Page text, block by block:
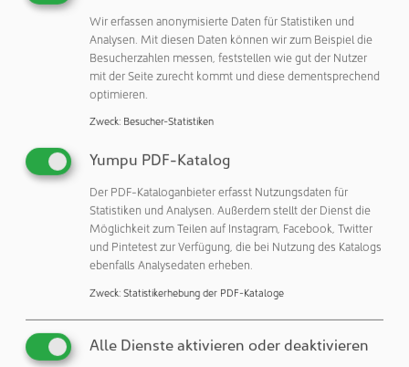
Elektronikfertigung: von Haushaltsgeräten über
Verbraucherelektronik bis zur Halbleiterherstellung und
Endmontage. Um allen Werkstücken gerecht zu werden,
bietet Schmalz die Sauggreifer in unterschiedlichen
Bauformen an.
J. Schmalz GmbH
72293 Glatten
Deutschland
Veröffentlichungen:
Weitere Veröffentlichungen dieses Unternehmens / Autors
Weitere Artikel zu diesen Rubriken:
Produktion & Ablauf: Hebe- und Handhabungstechnik
Wir erfassen anonymisierte Daten für Statistiken und
Analysen. Mit diesen Daten können wir zum Beispiel die
Besucherzahlen messen, feststellen wie gut der Nutzer
mit der Seite zurecht kommt und diese dementsprechend
optimieren.
Zweck: Besucher-Statistiken
Yumpu PDF-Katalog
Der PDF-Kataloganbieter erfasst Nutzungsdaten für
Statistiken und Analysen. Außerdem stellt der Dienst die
Möglichkeit zum Teilen auf Instagram, Facebook, Twitter
und Pintetest zur Verfügung, die bei Nutzung des Katalogs
ebenfalls Analysedaten erheben.
Zweck: Statistikerhebung der PDF-Kataloge
Alle Dienste aktivieren oder deaktivieren